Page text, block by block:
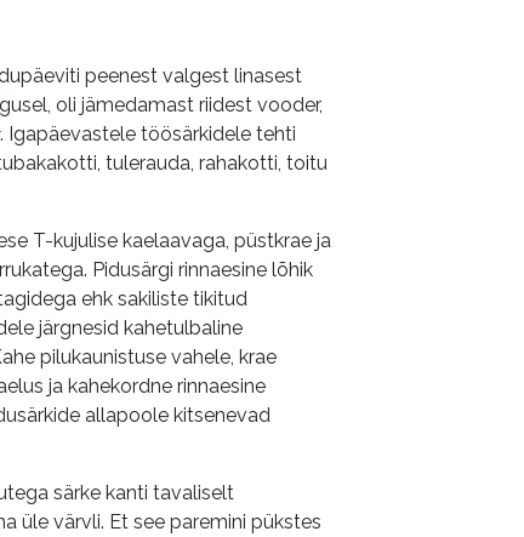
peenest valgest linasest
oli jämedamast riidest vooder,
. Igapäevastele töösärkidele tehti
tulerauda, rahakotti, toitu
T-kujulise kaelaavaga, püstkrae ja
Pidusärgi rinnaesine lõhik
ehk sakiliste tikitud
järgnesid kahetulbaline
pilukaunistuse vahele, krae
ja kahekordne rinnaesine
allapoole kitsenevad
särke kanti tavaliselt
üle värvli. Et see paremini pükstes